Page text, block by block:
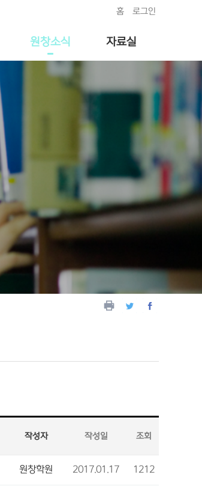
홈 로그인
원창소식 자료실
작성자 작성일 조회
원창학원 2017.01.17 1212